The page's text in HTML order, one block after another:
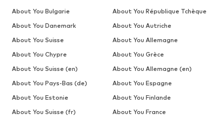
About You Bulgarie
About You République Tchèque
About You Danemark
About You Autriche
About You Suisse
About You Allemagne
About You Chypre
About You Grèce
About You Suisse (en)
About You Allemagne (en)
About You Pays-Bas (de)
About You Espagne
About You Estonie
About You Finlande
About You Suisse (fr)
About You France